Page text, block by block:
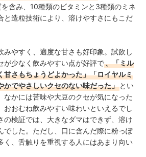
含み、10種類のビタミンと3種類のミネ
と造粒技術により、溶けやすさにもこだ
みやすく、適度な甘さも好印象。試飲し
が少なく飲みやすい点が好評で、「ミル
甘さもちょうどよかった」「ロイヤルミ
かでやさしいクセのない味だった」 とい
なかには苦味や大豆のクセが気になった
おおむね飲みやすい味わいといえるでし
の検証では、大きなダマはできず、溶け
でした。ただし、口に含んだ際に粉っぽ
く、舌触りを重視する人にはあまり向い